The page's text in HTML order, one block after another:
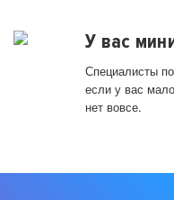
У вас
Специалисты
если у вас
нет вовсе.